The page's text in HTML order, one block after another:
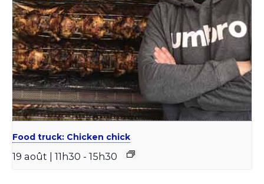
Food truck: Chicken chick
19 août | 11h30 - 15h30